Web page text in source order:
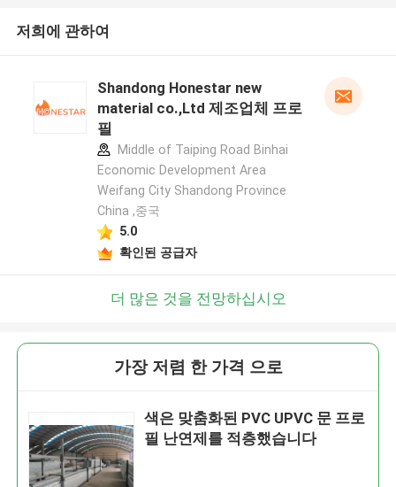
저희에 관하여
Shandong Honestar new
material co.,Ltd 제조업체 프로
필
Middle of Taiping Road Binhai
Economic Development Area
Weifang City Shandong Province
China ,중국
5.0
확인된 공급자
더 많은 것을 전망하십시오
가장 저렴 한 가격 으로
색은 맞춤화된 PVC UPVC 문 프로
필 난연제를 적층했습니다